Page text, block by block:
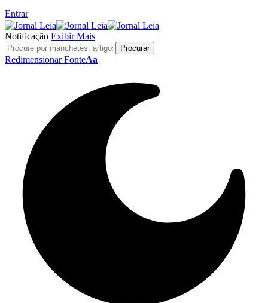
Entrar
Notificação Exibir Mais
Redimensionar FonteAa